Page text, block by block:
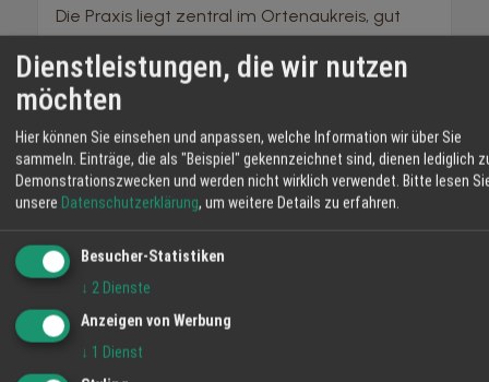
Die Praxis liegt zentral im Ortenaukreis, gut
Appenweier. Ein Ort, der bewusst ruhig ist,
mitten in einer lauten Zeit.
TIPP
Jahrhunderten ein Zeitpunkt der
Besinnung und des Neubeginns.
Gönn dir den besten Moment des Jahres,
Dienstleistungen, die wir nutzen
möchten
Hier können Sie einsehen und anpassen, welche Information wir über Sie
sammeln. Einträge, die als "Beispiel" gekennzeichnet sind, dienen lediglich
Demonstrationszwecken und werden nicht wirklich verwendet. Bitte lesen
unsere Datenschutzerklärung, um weitere Details zu erfahren.
Besucher-Statistiken
↓ 2 Dienste
Anzeigen von Werbung
↓ 1 Dienst